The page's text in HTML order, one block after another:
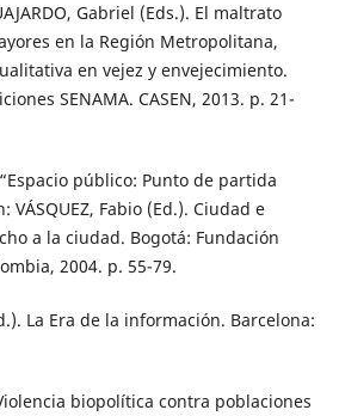
Gabriel (Eds.). El maltrato
en la Región Metropolitana,
en vejez y envejecimiento.
SENAMA. CASEN, 2013. p. 21-
público: Punto de partida
Fabio (Ed.). Ciudad e
a la ciudad. Bogotá: Fundación
2004. p. 55-79.
La Era de la información. Barcelona:
biopolítica contra poblaciones